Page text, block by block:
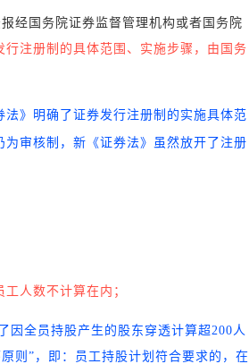
经国务院证券监督管理机构或者国务院
行注册制的具体范围、实施步骤，由国务
》明确了证券发行注册制的实施具体范
审核制，新《证券法》虽然放开了注册
人数不计算在内；
因全员持股产生的股东穿透计算超200人
则”，即：员工持股计划符合要求的，在